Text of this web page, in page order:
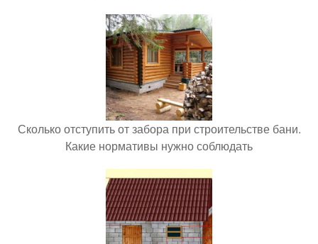
Сколько отступить от забора при строительстве бани.
Какие нормативы нужно соблюдать